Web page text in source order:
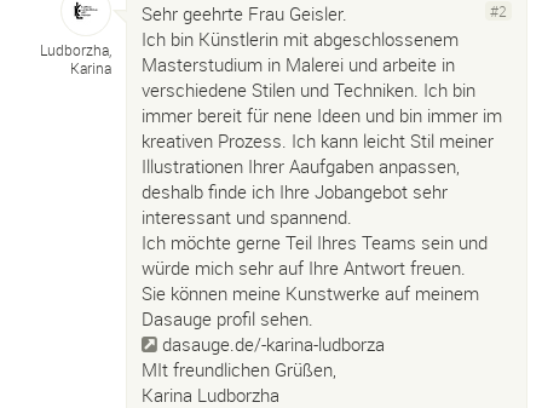
Ludborzha,
Karina
#2
Sehr geehrte Frau Geisler.
Ich bin Künstlerin mit abgeschlossenem
Masterstudium in Malerei und arbeite in
verschiedene Stilen und Techniken. Ich bin
immer bereit für nene Ideen und bin immer im
kreativen Prozess. Ich kann leicht Stil meiner
Illustrationen Ihrer Aaufgaben anpassen,
deshalb finde ich Ihre Jobangebot sehr
interessant und spannend.
Ich möchte gerne Teil Ihres Teams sein und
würde mich sehr auf Ihre Antwort freuen.
Sie können meine Kunstwerke auf meinem
Dasauge profil sehen.
dasauge.de/-karina-ludborza
MIt freundlichen Grüßen,
Karina Ludborzha